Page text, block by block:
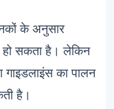
के अनुसार
सकता है। लेकिन
का पालन
है।